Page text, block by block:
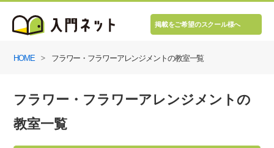
掲載をご希望のスクール様へ
HOME フラワー・フラワーアレンジメントの教室一覧
フラワー・フラワーアレンジメントの
教室一覧